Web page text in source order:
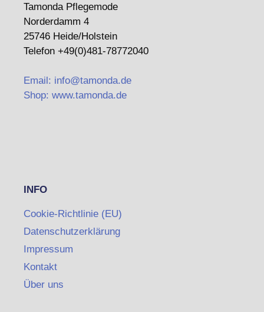
Tamonda Pflegemode
Norderdamm 4
25746 Heide/Holstein
Telefon +49(0)481-78772040
Email: info@tamonda.de
Shop: www.tamonda.de
INFO
Cookie-Richtlinie (EU)
Datenschutzerklärung
Impressum
Kontakt
Über uns